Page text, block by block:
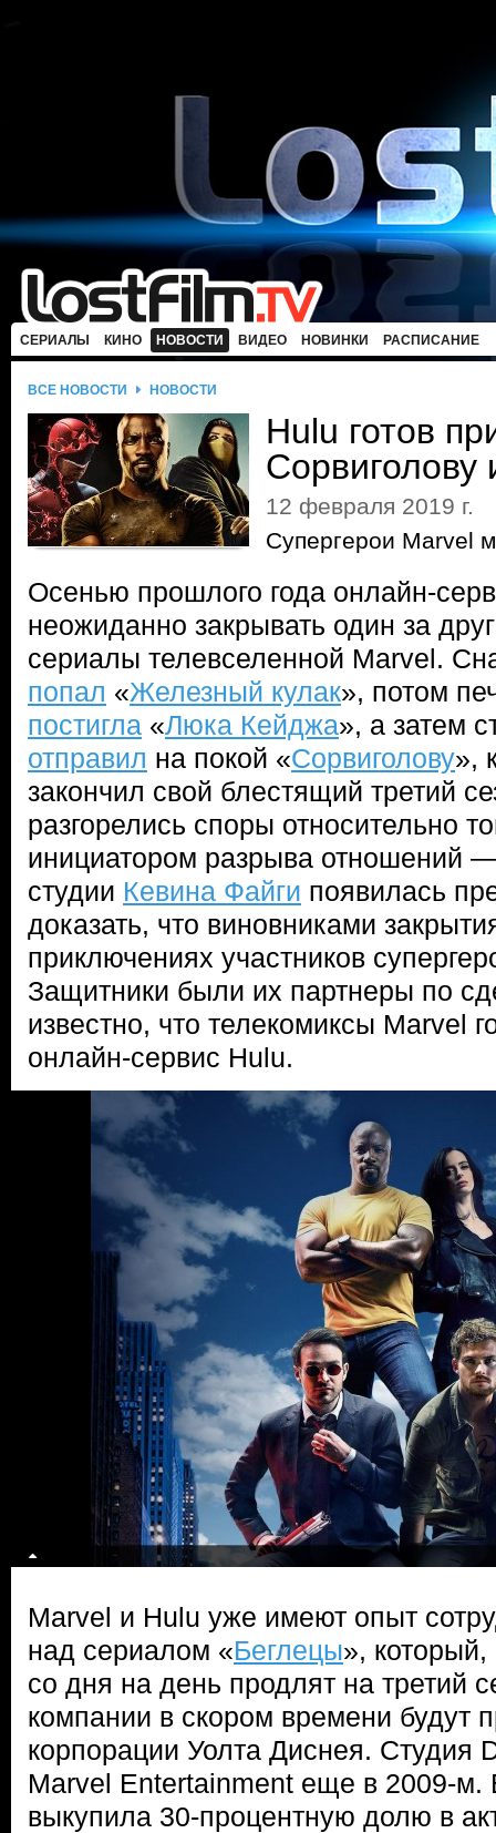
СЕРИАЛЫ КИНО НОВОСТИ ВИДЕО НОВИНКИ РАСПИСАНИЕ
ВСЕ НОВОСТИ НОВОСТИ
Hulu готов
12 февраля 2019 г.
Супергерои Marvel
Осенью прошлого года онлайн-
неожиданно закрывать один за
сериалы телевселенной Marvel.
попал «Железный кулак», потом
постигла «Люка Кейджа», а затем
отправил на покой «Сорвиголову»,
закончил свой блестящий третий
разгорелись споры относительно
инициатором разрыва отношений
студии Кевина Файги появилась
доказать, что виновниками
приключениях участников
Защитники были их партнеры по
известно, что телекомиксы Marvel
онлайн-сервис Hulu.
Marvel и Hulu уже имеют опыт
над сериалом «Беглецы»,
со дня на день продлят на третий
компании в скором времени будут
корпорации Уолта Диснея. Студия
Marvel Entertainment еще в 2009-м.
выкупила 30-процентную долю в